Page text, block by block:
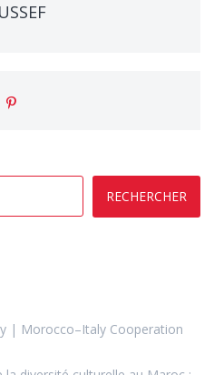
RECHERCHER
| Morocco–Italy Cooperation